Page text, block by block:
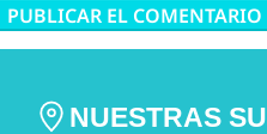
NUESTRAS